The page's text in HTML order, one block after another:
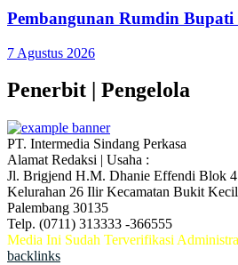
Pembangunan Rumdin
7 Agustus 2026
Penerbit | Pengelola
PT. Intermedia Sindang Perkasa
Alamat Redaksi | Usaha :
Jl. Brigjend H.M. Dhanie Effendi Blok
Kelurahan 26 Ilir Kecamatan Bukit Kecil
Palembang 30135
Telp. (0711) 313333 -366555
Media Ini Sudah Terverifikasi
backlinks